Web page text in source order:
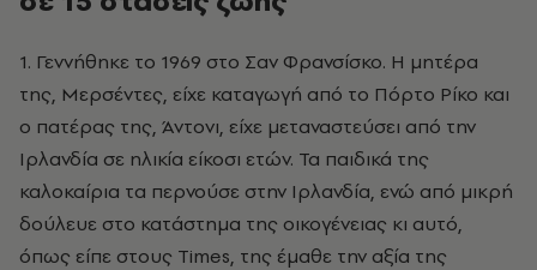
1. Γεννήθηκε το 1969 στο Σαν Φρανσίσκο. Η μητέρα
της, Μερσέντες, είχε καταγωγή από το Πόρτο Ρίκο και
ο πατέρας της, Άντονι, είχε μεταναστεύσει από την
Ιρλανδία σε ηλικία είκοσι ετών. Τα παιδικά της
καλοκαίρια τα περνούσε στην Ιρλανδία, ενώ από μικρή
δούλευε στο κατάστημα της οικογένειας κι αυτό,
όπως είπε στους Times, της έμαθε την αξία της